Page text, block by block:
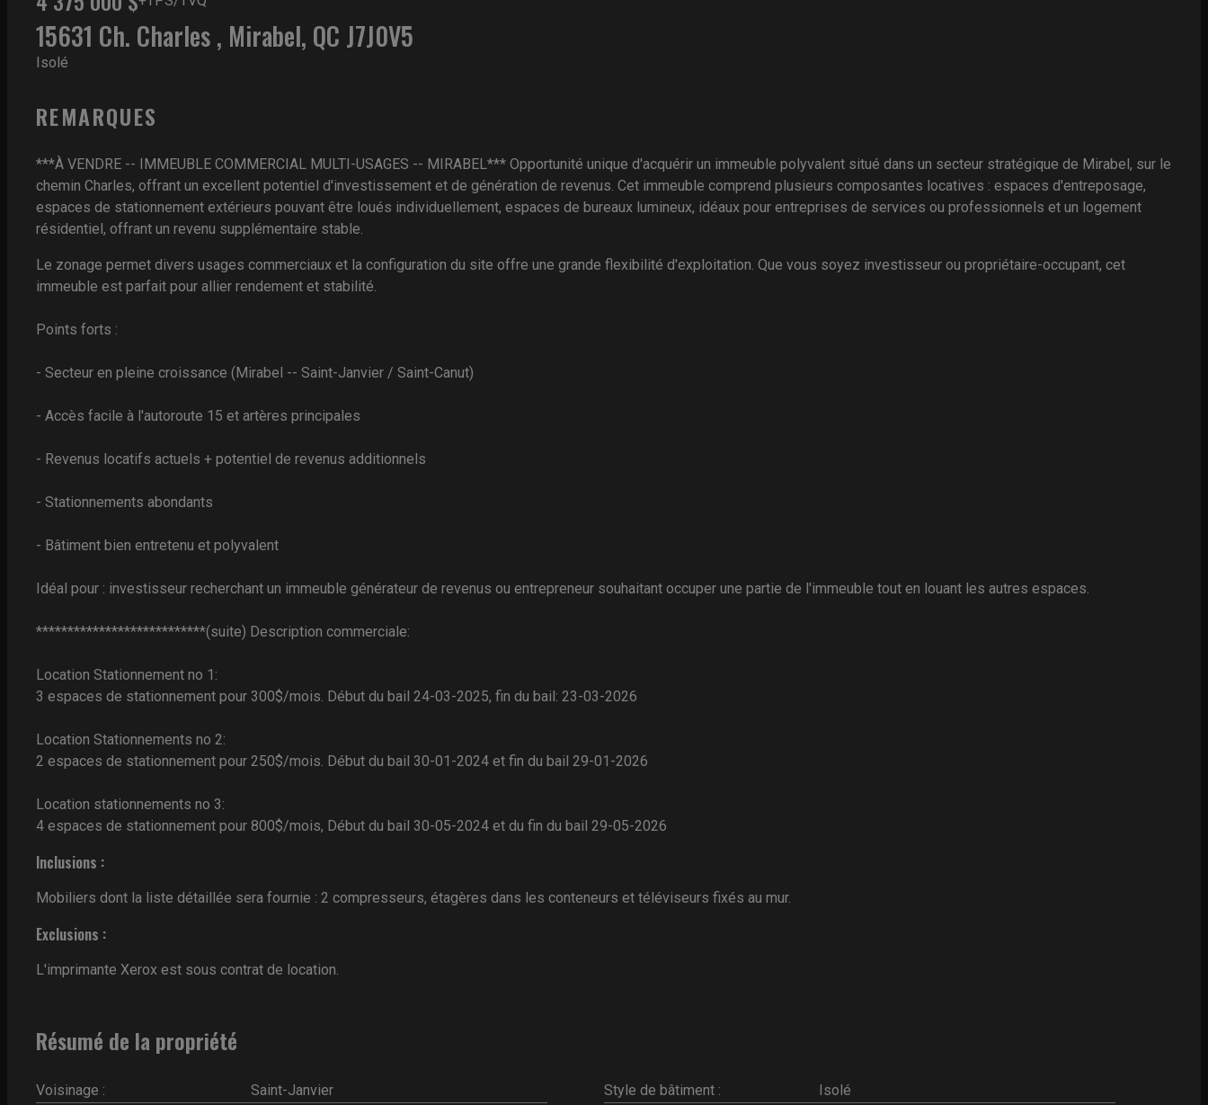
15631 Ch. Charles , Mirabel, QC J7J0V5
Isolé
REMARQUES
***À VENDRE -- IMMEUBLE COMMERCIAL MULTI-USAGES -- MIRABEL*** Opportunité unique d'acquérir un immeuble polyvalent situé dans un secteur stratégique de Mirabel, sur le
chemin Charles, offrant un excellent potentiel d'investissement et de génération de revenus. Cet immeuble comprend plusieurs composantes locatives : espaces d'entreposage,
espaces de stationnement extérieurs pouvant être loués individuellement, espaces de bureaux lumineux, idéaux pour entreprises de services ou professionnels et un logement
résidentiel, offrant un revenu supplémentaire stable.
Le zonage permet divers usages commerciaux et la configuration du site offre une grande flexibilité d'exploitation. Que vous soyez investisseur ou propriétaire-occupant, cet
immeuble est parfait pour allier rendement et stabilité.
Points forts :
- Secteur en pleine croissance (Mirabel -- Saint-Janvier / Saint-Canut)
- Accès facile à l'autoroute 15 et artères principales
- Revenus locatifs actuels + potentiel de revenus additionnels
- Stationnements abondants
- Bâtiment bien entretenu et polyvalent
Idéal pour : investisseur recherchant un immeuble générateur de revenus ou entrepreneur souhaitant occuper une partie de l'immeuble tout en louant les autres espaces.
***************************(suite) Description commerciale:
Location Stationnement no 1:
3 espaces de stationnement pour 300$/mois. Début du bail 24-03-2025, fin du bail: 23-03-2026
Location Stationnements no 2:
2 espaces de stationnement pour 250$/mois. Début du bail 30-01-2024 et fin du bail 29-01-2026
Location stationnements no 3:
4 espaces de stationnement pour 800$/mois, Début du bail 30-05-2024 et du fin du bail 29-05-2026
Inclusions :
Mobiliers dont la liste détaillée sera fournie : 2 compresseurs, étagères dans les conteneurs et téléviseurs fixés au mur.
Exclusions :
L'imprimante Xerox est sous contrat de location.
Résumé de la propriété
Voisinage : Saint-Janvier Style de bâtiment :
Isolé